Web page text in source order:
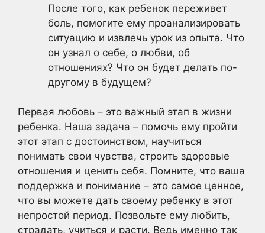
После того, как ребенок переживет
боль, помогите ему проанализировать
ситуацию и извлечь урок из опыта. Что
он узнал о себе, о любви, об
отношениях? Что он будет делать по-
другому в будущем?
Первая любовь – это важный этап в жизни
ребенка. Наша задача – помочь ему пройти
этот этап с достоинством, научиться
понимать свои чувства, строить здоровые
отношения и ценить себя. Помните, что ваша
поддержка и понимание – это самое ценное,
что вы можете дать своему ребенку в этот
непростой период. Позвольте ему любить,
страдать, учиться и расти. Ведь именно так